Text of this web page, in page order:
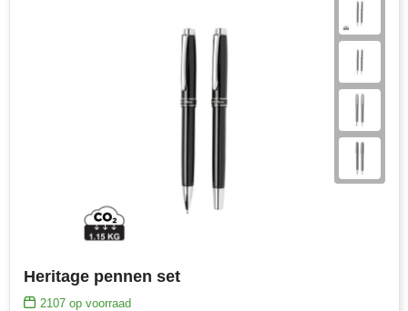
Heritage pennen set
2107op voorraad